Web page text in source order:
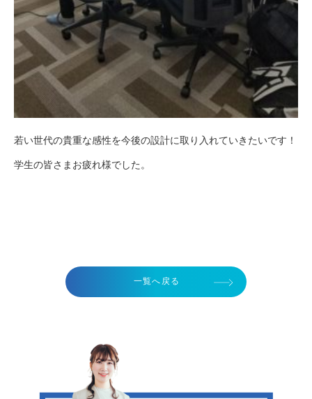
若い世代の貴重な感性を今後の設計に取り入れていきたいです！
学生の皆さまお疲れ様でした。
一覧へ戻る